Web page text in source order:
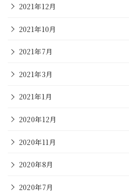
2021年12月
2021年10月
2021年7月
2021年3月
2021年1月
2020年12月
2020年11月
2020年8月
2020年7月